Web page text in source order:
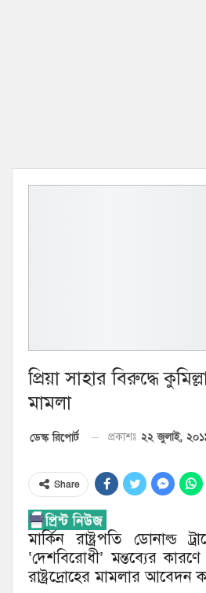
প্রিয়া সাহার বিরুদ্ধে
মামলা
ডেস্ক রিপোর্ট প্রকাশঃ ২২ জুলাই,
Share
মার্কিন রাষ্ট্রপতি ডোনাল্ড
‘দেশবিরোধী’ মন্তব্যের কারণে
রাষ্ট্রদ্রোহের মামলার আবেদন